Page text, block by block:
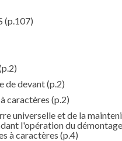
(p.107)
de devant(p.2)
caractères (p.2)
universelle et de la
l'opération du
à caractères (p.4)